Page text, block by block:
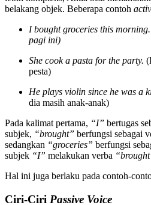
belakang objek. Beberapa contoh
I bought groceries this
pagi ini)
She cook a pasta for the party.
pesta)
He plays violin since he was a
dia masih anak-anak)
Pada kalimat pertama, “I” bertugas
subjek, “brought” berfungsi sebagai
sedangkan “groceries” berfungsi
subjek “I” melakukan verba
Hal ini juga berlaku pada contoh-
Ciri-Ciri Passive Voice